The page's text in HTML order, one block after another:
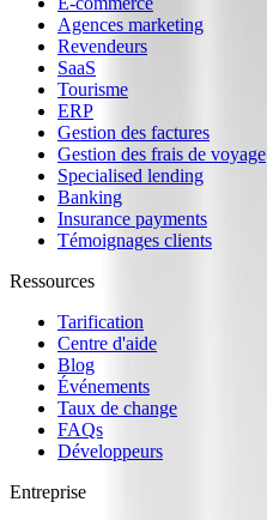
Agences marketing
Revendeurs
SaaS
Tourisme
ERP
Gestion des factures
Gestion des frais de voyage
Specialised lending
Banking
Insurance payments
Témoignages clients
Ressources
Tarification
Centre d'aide
Blog
Événements
Taux de change
FAQs
Développeurs
Entreprise